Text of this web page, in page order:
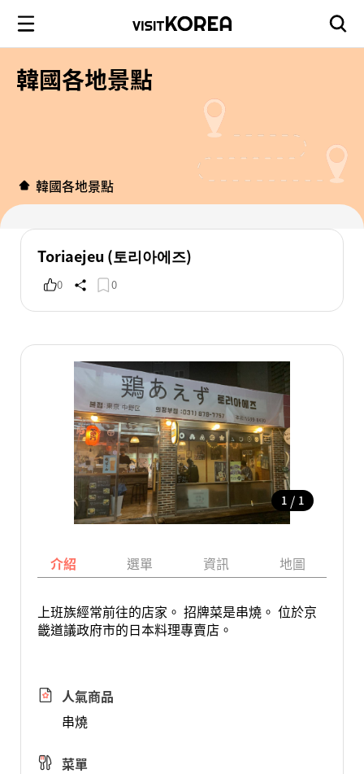
韓國各地景點
韓國各地景點
Toriaejeu (토리아에즈)
0 0
1 / 1
介紹 選單 資訊 地圖
上班族經常前往的店家。 招牌菜是串燒。 位於京
畿道議政府市的日本料理專賣店。
人氣商品
串燒
菜單